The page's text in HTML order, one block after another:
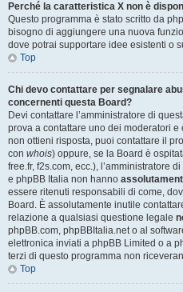
Perché la caratteristica X non è
Questo programma è stato scritto da
bisogno di aggiungere una nuova
dove potrai supportare idee esistenti o
Top
Chi devo contattare per segnalare
concernenti questa Board?
Devi contattare l’amministratore di
prova a contattare uno dei moderatori
non ottieni risposta, puoi contattare il
con whois) oppure, se la Board è
free.fr, f2s.com, ecc.), l’amministratore
e phpBB Italia non hanno
essere ritenuti responsabili di come,
Board. È assolutamente inutile
relazione a qualsiasi questione legale
phpBB.com, phpBBItalia.net o al
elettronica inviati a phpBB Limited o a
terzi di questo programma non
Top